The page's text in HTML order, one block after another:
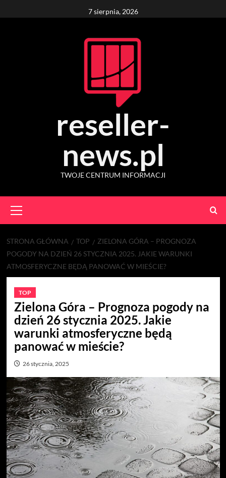
to
7 sierpnia, 2026
reseller-
news.pl
TWOJE CENTRUM INFORMACJI
Menu
STRONA GŁÓWNA TOP
ZIELONA GÓRA – PROGNOZA
POGODY NA DZIEŃ 26 STYCZNIA 2025. JAKIE WARUNKI
ATMOSFERYCZNE BĘDĄ PANOWAĆ W MIEŚCIE?
TOP
Zielona Góra – Prognoza pogody na
dzień 26 stycznia 2025. Jakie
warunki atmosferyczne będą
panować w mieście?
26 stycznia, 2025